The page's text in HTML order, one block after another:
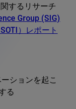
するリサーチ
Group (SIG)
）レポート
ションを起こ
る